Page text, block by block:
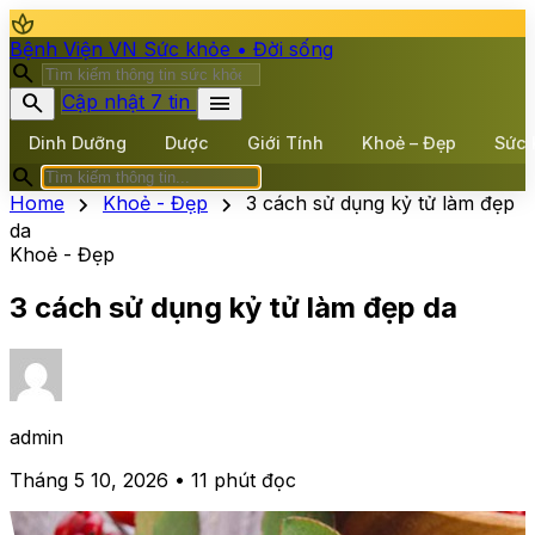
spa
Bệnh Viện VN Sức khỏe • Đời sống
search
search
Cập nhật 7 tin menu
Dinh Dưỡng Dược Giới Tính Khoẻ – Đẹp Sức
search
Home chevron_right Khoẻ - Đẹp chevron_right
3 cách sử dụng kỷ tử làm đẹp
da
Khoẻ - Đẹp
3 cách sử dụng kỷ tử làm đẹp da
admin
Tháng 5 10, 2026 • 11 phút đọc